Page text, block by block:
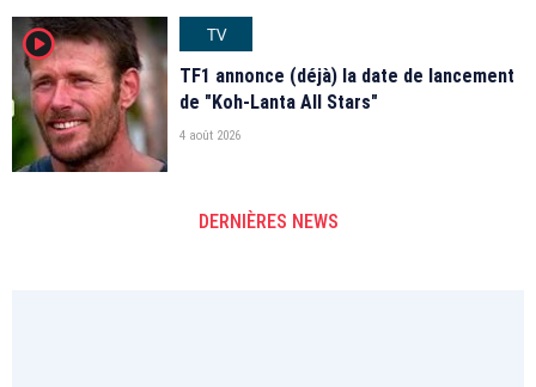
player2
TV
TF1 annonce (déjà) la date de lancement
de "Koh-Lanta All Stars"
4 août 2026
DERNIÈRES NEWS